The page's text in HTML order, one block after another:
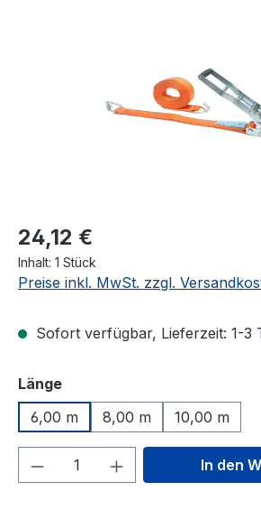
24,12 €
Inhalt: 1 Stück
Preise inkl. MwSt. zzgl.
Sofort verfügbar, Lieferzeit: 1-3
Längeauswählen
6,00 m
8,00 m 10,00 m
Produkt Anzahl: GibIn den